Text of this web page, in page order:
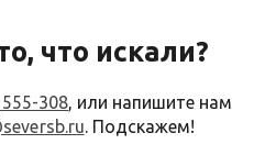
что искали?
308, или напишите нам
. Подскажем!